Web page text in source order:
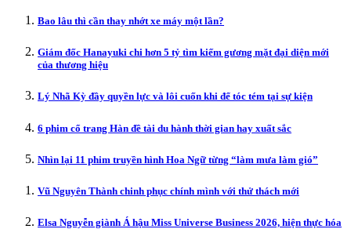
Bao lâu thì cần thay nhớt xe máy một lần?
Giám đốc Hanayuki chi hơn 5 tỷ tìm kiếm gương mặt đại diện mới
của thương hiệu
Lý Nhã Kỳ đầy quyền lực và lôi cuốn khi để tóc tém tại sự kiện
6 phim cổ trang Hàn đề tài du hành thời gian hay xuất sắc
Nhìn lại 11 phim truyền hình Hoa Ngữ từng “làm mưa làm gió”
Vũ Nguyên Thành chinh phục chính mình với thử thách mới
Elsa Nguyễn giành Á hậu Miss Universe Business 2026, hiện thực hóa